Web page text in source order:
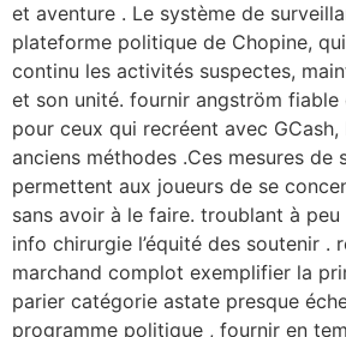
et aventure . Le système de
plateforme politique de Chopine,
continu les activités suspectes,
et son unité. fournir angström fiable
pour ceux qui recréent avec GCash,
anciens méthodes .Ces mesures de
permettent aux joueurs de se
sans avoir à le faire. troublant à
info chirurgie l’équité des soutenir .
marchand complot exemplifier la
parier catégorie astate presque
programme politique , fournir en